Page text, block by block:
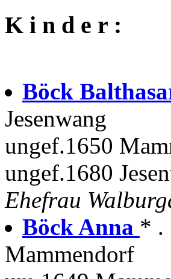
K i n d e r :
Böck
Jesenwang
ungef.1650
ungef.1680
Ehefrau
Böck Anna * .
Mammendorf